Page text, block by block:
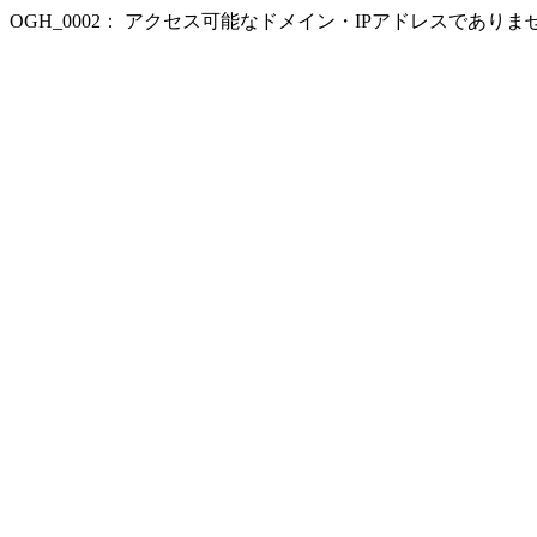
OGH_0002： アクセス可能なドメイン・IPアドレスでありま